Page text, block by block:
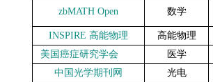
zbMATH Open 数学
INSPIRE 高能物理 高能物理
美国癌症研究学会
医学
中国光学期刊网
光电